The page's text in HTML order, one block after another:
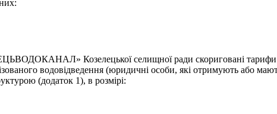
Козелецької селищної ради скориговані тарифи
водовідведення (юридичні особи, які отримують або
(додаток 1), в розмірі: